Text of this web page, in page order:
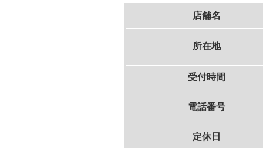
店舗名
所在地
受付時間
電話番号
定休日